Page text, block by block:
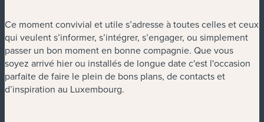
Ce moment convivial et utile s’adresse à toutes celles et ceux
qui veulent s’informer, s’intégrer, s’engager, ou simplement
passer un bon moment en bonne compagnie. Que vous
soyez arrivé hier ou installés de longue date c'est l'occasion
parfaite de faire le plein de bons plans, de contacts et
d’inspiration au Luxembourg.